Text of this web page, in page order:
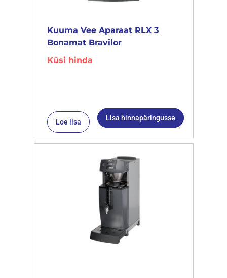
Kuuma Vee Aparaat RLX 3
Bonamat Bravilor
Küsi hinda
Loe lisa Lisa hinnapäringusse